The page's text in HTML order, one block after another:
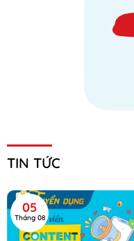
TIN TỨC
05
Tháng 08